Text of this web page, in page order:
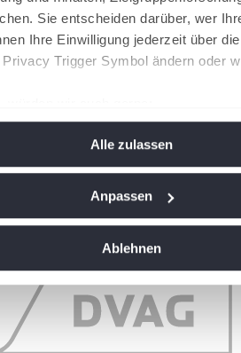
Sie entscheiden darüber, wer
Ihre Einwilligung jederzeit über
Trigger Symbol ändern oder
aktives Scannen nach bestimmten
wie Ihre persönlichen Daten
zu können und die Zugriffe auf
geben wir Informationen zu Ihrer
Medien, Werbung und
Alle zulassen
Anpassen
Ablehnen